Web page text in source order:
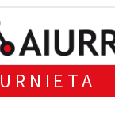
URNIETA